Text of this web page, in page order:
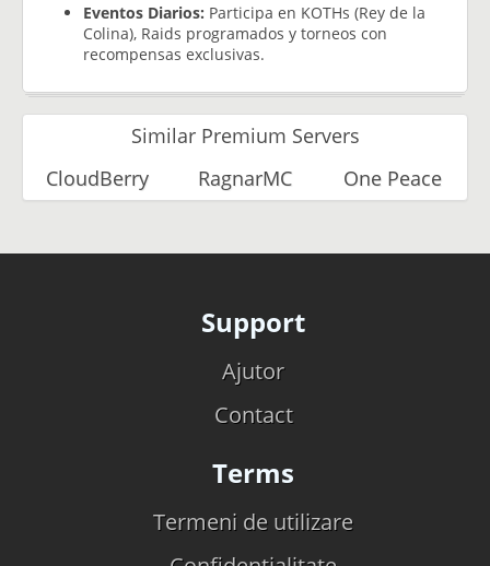
Eventos Diarios: Participa en KOTHs (Rey de la
Colina), Raids programados y torneos con
recompensas exclusivas.
Similar Premium Servers
CloudBerry
RagnarMC One Peace
Support
Ajutor
Contact
Terms
Termeni de utilizare